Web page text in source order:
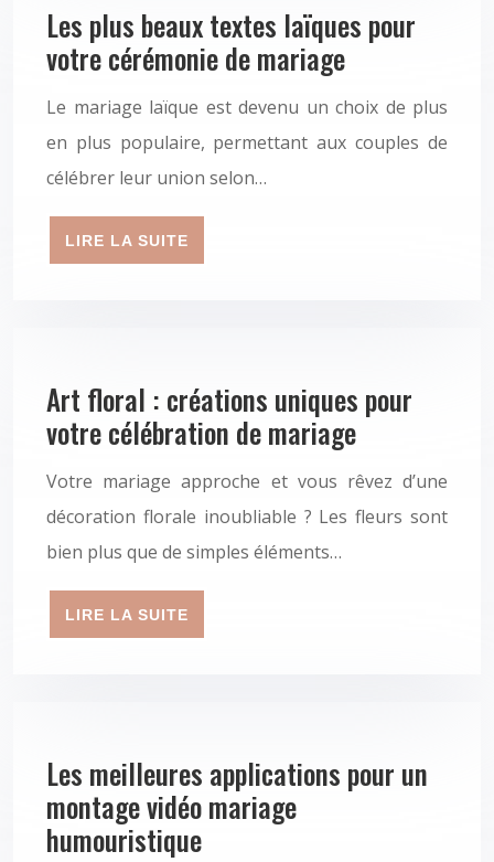
Les plus beaux textes laïques pour
votre cérémonie de mariage
Le mariage laïque est devenu un choix de plus
en plus populaire, permettant aux couples de
célébrer leur union selon…
LIRE LA SUITE
Art floral : créations uniques pour
votre célébration de mariage
Votre mariage approche et vous rêvez d’une
décoration florale inoubliable ? Les fleurs sont
bien plus que de simples éléments…
LIRE LA SUITE
Les meilleures applications pour un
montage vidéo mariage
humouristique